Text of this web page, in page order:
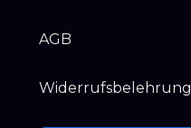
AGB
Widerrufsbelehrung